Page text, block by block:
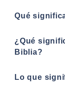
Qué
¿Qué
Biblia?
Lo que